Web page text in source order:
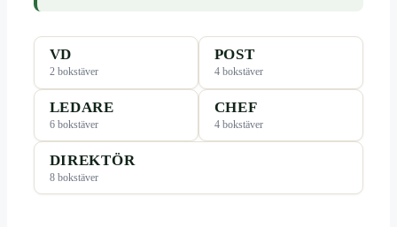
VD
2 bokstäver
POST
4 bokstäver
LEDARE
6 bokstäver
CHEF
4 bokstäver
DIREKTÖR
8 bokstäver